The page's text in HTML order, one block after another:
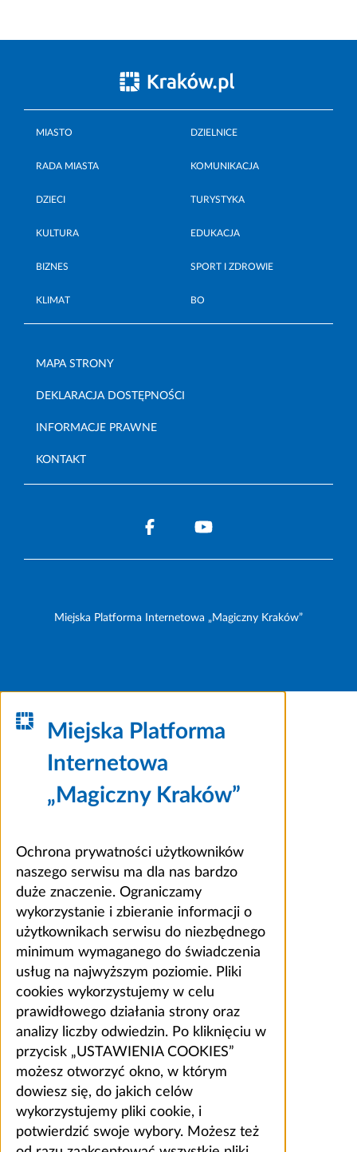
MIASTO DZIELNICE
RADA MIASTA KOMUNIKACJA
DZIECI TURYSTYKA
KULTURA EDUKACJA
BIZNES SPORT I ZDROWIE
KLIMAT BO
MAPA STRONY
DEKLARACJA DOSTĘPNOŚCI
INFORMACJE PRAWNE
KONTAKT
Miejska Platforma Internetowa „Magiczny Kraków”
Miejska Platforma
Internetowa
„Magiczny Kraków”
Ochrona prywatności użytkowników
naszego serwisu ma dla nas bardzo
duże znaczenie. Ograniczamy
wykorzystanie i zbieranie informacji o
użytkownikach serwisu do niezbędnego
minimum wymaganego do świadczenia
usług na najwyższym poziomie. Pliki
cookies wykorzystujemy w celu
prawidłowego działania strony oraz
analizy liczby odwiedzin. Po kliknięciu w
przycisk „USTAWIENIA COOKIES”
możesz otworzyć okno, w którym
dowiesz się, do jakich celów
wykorzystujemy pliki cookie, i
potwierdzić swoje wybory. Możesz też